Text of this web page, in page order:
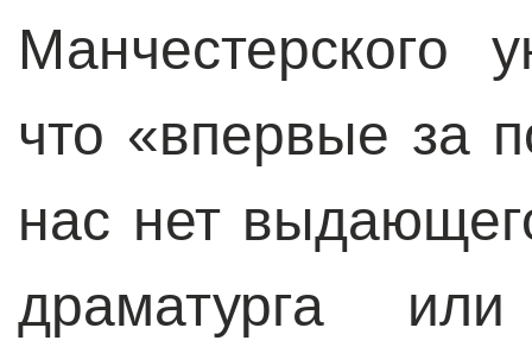
Манчестерского
что «впервые за
нас нет
драматурга